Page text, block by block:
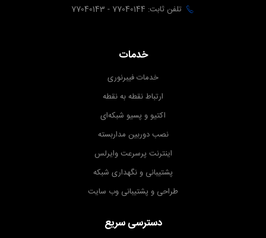
تلفن ثابت: 77040144 - 77040143
خدمات
خدمات فیبرنوری
ارتباط نقطه به نقطه
اکتیو و پسیو شبکه‌ای
نصب دوربین مداربسته
اینترنت پرسرعت وایرلس
پشتیبانی و نگهداری شبکه
طراحی و پشتیبانی وب سایت
دسترسی سریع